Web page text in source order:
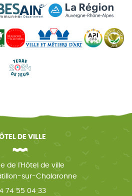
DE VILLE
de l'Hôtel de ville
sur-Chalaronne
74 55 04 33